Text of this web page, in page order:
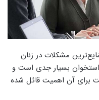
مشکلات در زنان
استخوان بسیار جدی است و
برای آن اهمیت قائل شده